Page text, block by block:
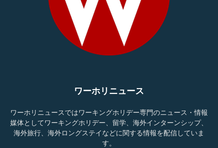
ワーホリニュース
ワーホリニュースではワーキングホリデー専門のニュース・情報
媒体としてワーキングホリデー、留学、海外インターンシップ、
海外旅行、海外ロングステイなどに関する情報を配信していま
す。